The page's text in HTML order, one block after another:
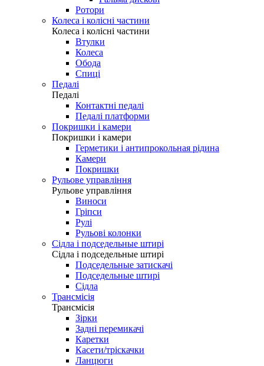
Ротори
Колеса і колісні частини
Колеса і колісні частини
Втулки
Колеса
Обода
Спиці
Педалі
Педалі
Контактні педалі
Педалі платформи
Покришки і камери
Покришки і камери
Герметики і антипрокольная рідина
Камери
Покришки
Рульове управління
Рульове управління
Виноси
Гріпси
Рулі
Рульові колонки
Сідла і подседельные штирі
Сідла і подседельные штирі
Подседельные затискачі
Подседельные штирі
Сідла
Трансмісія
Трансмісія
Зірки
Задні перемикачі
Каретки
Касети/тріскачки
Ланцюги